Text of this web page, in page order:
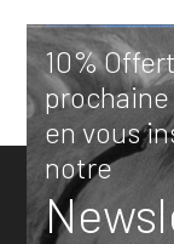
10%
en vous
notre